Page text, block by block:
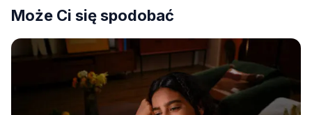
Może Ci się spodobać